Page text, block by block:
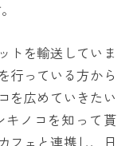
トを輸送していま
行っている方から
を広めていきたい
キノコを知って貰